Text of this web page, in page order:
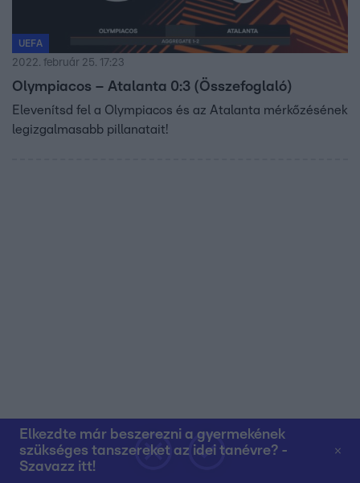
Elkezdte már beszerezni a gyermekének
szükséges tanszereket az idei tanévre? -
Szavazz itt!
UEFA
2022. február 25. 17:23
Olympiacos – Atalanta 0:3 (Összefoglaló)
Elevenítsd fel a Olympiacos és az Atalanta mérkőzésének
legizgalmasabb pillanatait!